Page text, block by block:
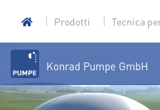
Prodotti
Konrad Pumpe GmbH